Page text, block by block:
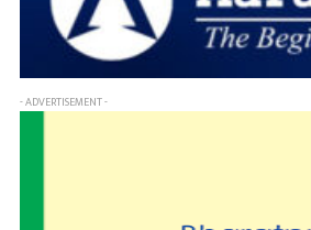
- ADVERTISEMENT -